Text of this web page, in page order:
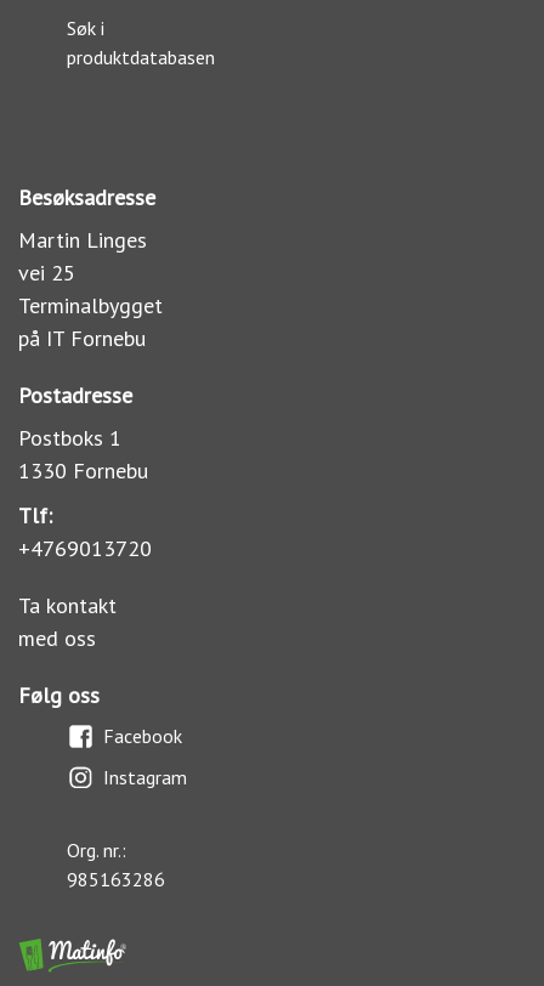
Søk i
produktdatabasen
Besøksadresse
Martin Linges
vei 25
Terminalbygget
på IT Fornebu
Postadresse
Postboks 1
1330 Fornebu
Tlf:
+4769013720
Ta kontakt
med oss
Følg oss
Facebook
Instagram
Org. nr.:
985163286